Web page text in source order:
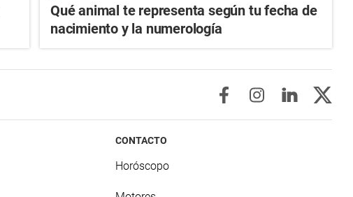
Qué animal te representa según tu fecha de
nacimiento y la numerología
CONTACTO
Horóscopo